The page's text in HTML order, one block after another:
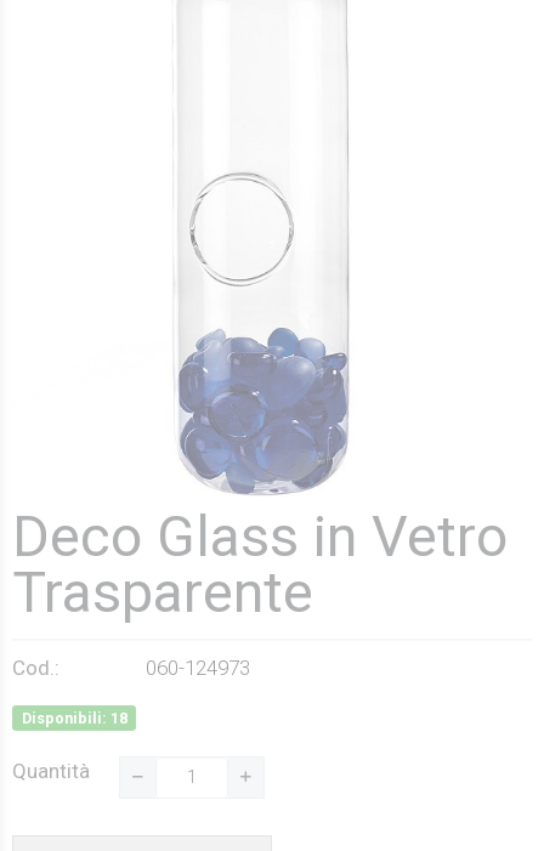
Deco Glass in Vetro
Trasparente
Cod.: 060-124973
Disponibili: 18
Quantità